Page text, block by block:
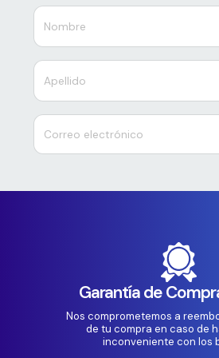
Garantía de
Nos comprometemos a
de tu compra en caso de
inconveniente con los